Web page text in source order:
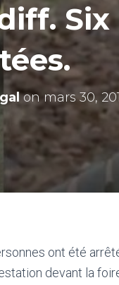
Six
on mars 30,
ont été
devant la